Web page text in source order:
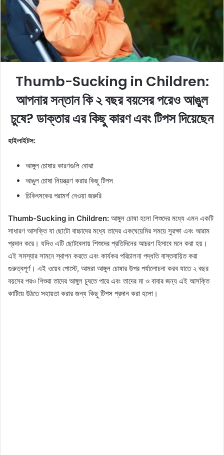
a
i
Thumb-Sucking in Children:
আপনার সন্তান কি ২ বছর বয়সের পরেও আঙুল
চুষে? ডাক্তার এর কিছু কারণ এবং টিপস দিয়েছেন
হাইলাইটস:
আঙ্গুল চোষার কারণগুলি বোঝা
আঙুল চোষা নিয়ন্ত্রণ করার কিছু টিপস
চিকিৎসকের পরামর্শ নেওয়া জরুরি
Thumb-Sucking in Children: আঙ্গুল চোষা হলো শিশুদের মধ্যে এমন একটি
সাধারণ আসক্তি যা ছোটো বাচ্চাদের মধ্যে তাদের একঘেয়েমির সময়ে সুরক্ষা এবং আরাম
প্রদান করে। যদিও এটি ছোটবেলায় শিশুদের প্রতিদিনের আচরণ হিসাবে মনে করা হয়।
এই সমস্যার সামনে স্থাপন করতে এবং কার্যকর পরিচালনা পদ্ধতি বাস্তবায়িত করা
গুরুত্বপূর্ণ। এই ওয়েব পোস্টে, আমরা আঙ্গুল চোষার উপর পর্যালোচনা করব যাতে ২ বছর
বয়সের পরও শিশুরা তাদের আঙ্গুল চুষতে পারে এবং তাদের মা ও বাবার জন্য এই আসক্তি
কাটিয়ে উঠতে সহায়তা করার জন্য কিছু টিপস প্রদান করা হলো।